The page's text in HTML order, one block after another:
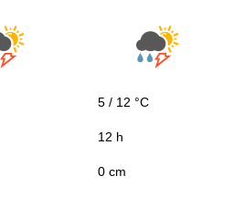
5 / 12 °C
12 h
0 cm